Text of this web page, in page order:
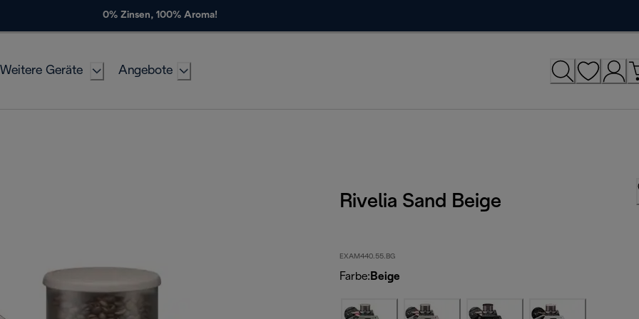
0% Zinsen, 100% Aroma!
Weitere Geräte Angebote
Rivelia Sand Beige
EXAM440.55.BG
Farbe: Beige